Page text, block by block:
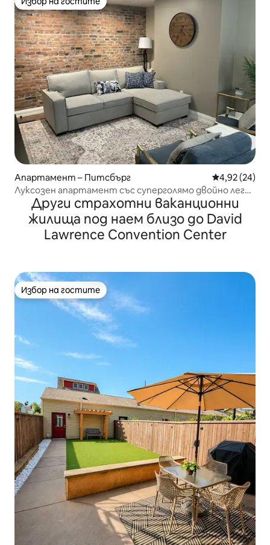
Избор на гостите
Апартамент – Питсбърг Средна
4,92 (24)
Луксозен апартамент със суперголямо двойно легло
Безплатен паркинг Пеша до Саут Сайд
Други страхотни ваканционни
жилища под наем близо до David
Lawrence Convention Center
Избор на гостите
Избор на гостите